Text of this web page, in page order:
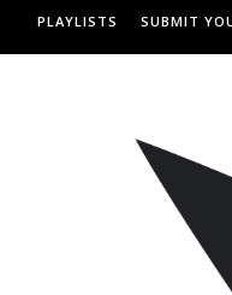
PLAYLISTS SUBMIT